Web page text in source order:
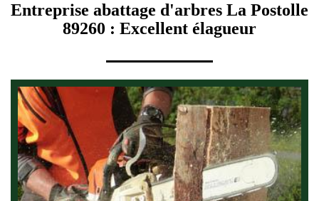
Entreprise abattage d'arbres La Postolle
89260 : Excellent élagueur